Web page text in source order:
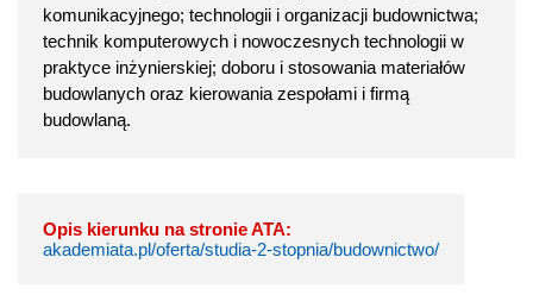
komunikacyjnego; technologii i organizacji budownictwa;
technik komputerowych i nowoczesnych technologii w
praktyce inżynierskiej; doboru i stosowania materiałów
budowlanych oraz kierowania zespołami i firmą
budowlaną.
Opis kierunku na stronie ATA:
akademiata.pl/oferta/studia-2-stopnia/budownictwo/